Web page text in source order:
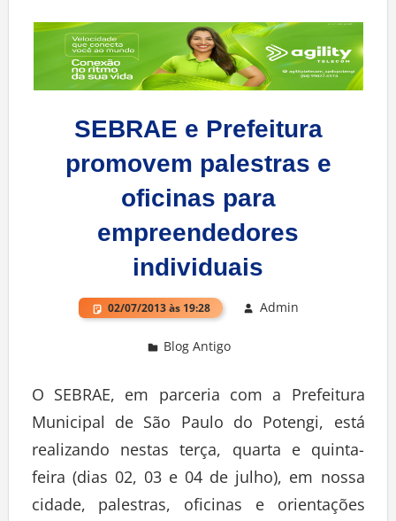
SEBRAE e Prefeitura
promovem palestras e
oficinas para
empreendedores
individuais
02/07/2013 às 19:28 Admin
Blog Antigo
O SEBRAE, em parceria com a Prefeitura
Municipal de São Paulo do Potengi, está
realizando nestas terça, quarta e quinta-
feira (dias 02, 03 e 04 de julho), em nossa
cidade, palestras, oficinas e orientações